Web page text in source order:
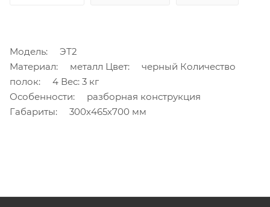
Модель: ЭТ2
Материал: металл Цвет: черный Количество
полок: 4 Вес: 3 кг
Особенности: разборная конструкция
Габариты: 300х465х700 мм